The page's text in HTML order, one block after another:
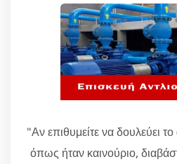
"Αν επιθυμείτε να δουλεύει
όπως ήταν καινούριο,